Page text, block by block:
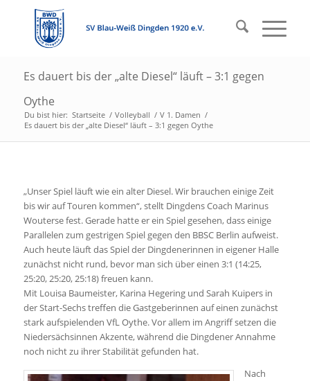
Es dauert bis der „alte Diesel“ läuft – 3:1 gegen
Oythe
Du bist hier: Startseite / Volleyball / V 1. Damen /
Es dauert bis der „alte Diesel“ läuft – 3:1 gegen Oythe
„Unser Spiel läuft wie ein alter Diesel. Wir brauchen einige Zeit
bis wir auf Touren kommen“, stellt Dingdens Coach Marinus
Wouterse fest. Gerade hatte er ein Spiel gesehen, dass einige
Parallelen zum gestrigen Spiel gegen den BBSC Berlin aufweist.
Auch heute läuft das Spiel der Dingdenerinnen in eigener Halle
zunächst nicht rund, bevor man sich über einen 3:1 (14:25,
25:20, 25:20, 25:18) freuen kann.
Mit Louisa Baumeister, Karina Hegering und Sarah Kuipers in
der Start-Sechs treffen die Gastgeberinnen auf einen zunächst
stark aufspielenden VfL Oythe. Vor allem im Angriff setzen die
Niedersächsinnen Akzente, während die Dingdener Annahme
noch nicht zu ihrer Stabilität gefunden hat.
Nach